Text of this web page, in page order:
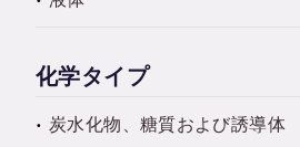
化学タイプ
炭水化物、糖質および誘導体